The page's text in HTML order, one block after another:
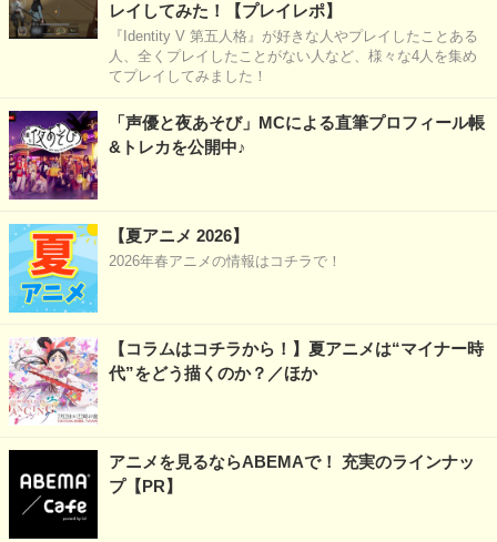
レイしてみた！【プレイレポ】
『Identity V 第五人格』が好きな人やプレイしたことある
人、全くプレイしたことがない人など、様々な4人を集め
てプレイしてみました！
「声優と夜あそび」MCによる直筆プロフィール帳
&トレカを公開中♪
【夏アニメ 2026】
2026年春アニメの情報はコチラで！
【コラムはコチラから！】夏アニメは“マイナー時
代”をどう描くのか？／ほか
アニメを見るならABEMAで！ 充実のラインナッ
プ【PR】